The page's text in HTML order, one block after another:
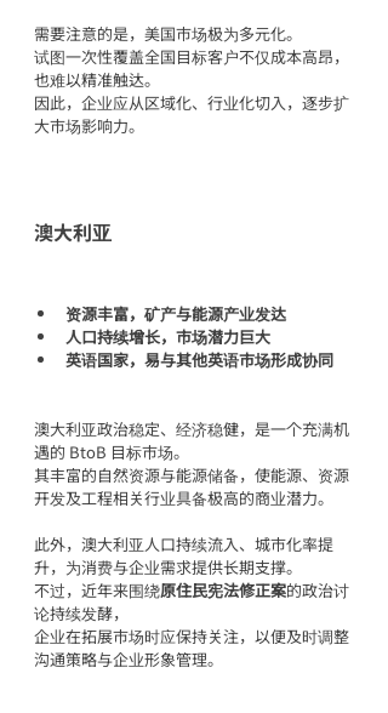
需要注意的是，美国市场极为多元化。
试图一次性覆盖全国目标客户不仅成本高昂，
也难以精准触达。
因此，企业应从区域化、行业化切入，逐步扩
大市场影响力。
澳大利亚
资源丰富，矿产与能源产业发达
人口持续增长，市场潜力巨大
英语国家，易与其他英语市场形成协同
澳大利亚政治稳定、经济稳健，是一个充满机
遇的 BtoB 目标市场。
其丰富的自然资源与能源储备，使能源、资源
开发及工程相关行业具备极高的商业潜力。
此外，澳大利亚人口持续流入、城市化率提
升，为消费与企业需求提供长期支撑。
不过，近年来围绕原住民宪法修正案的政治讨
论持续发酵，
企业在拓展市场时应保持关注，以便及时调整
沟通策略与企业形象管理。